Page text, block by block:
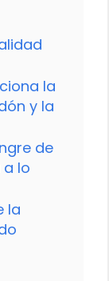
la
y la
de
lo
la